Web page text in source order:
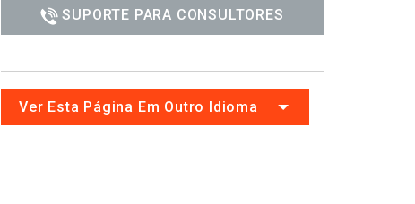
SUPORTE PARA CONSULTORES
Ver Esta Página Em Outro Idioma